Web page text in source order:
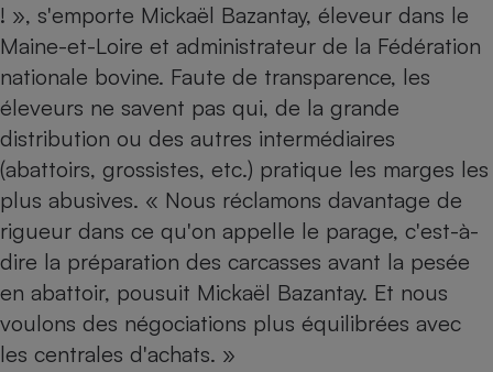
! », s'emporte Mickaël Bazantay, éleveur dans le
Maine-et-Loire et administrateur de la Fédération
nationale bovine. Faute de transparence, les
éleveurs ne savent pas qui, de la grande
distribution ou des autres intermédiaires
(abattoirs, grossistes, etc.) pratique les marges les
plus abusives. « Nous réclamons davantage de
rigueur dans ce qu'on appelle le parage, c'est-à-
dire la préparation des carcasses avant la pesée
en abattoir, pousuit Mickaël Bazantay. Et nous
voulons des négociations plus équilibrées avec
les centrales d'achats. »